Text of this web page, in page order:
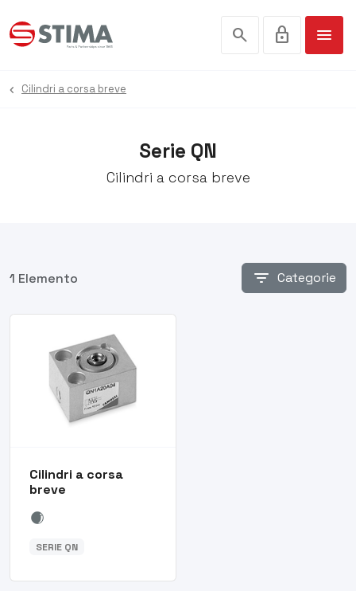
search lock menu
Serie QN
Cilindri a corsa breve
Cilindri a corsa breve
1 Elemento filter_list Categorie
Cilindri a corsa
breve
SERIE QN